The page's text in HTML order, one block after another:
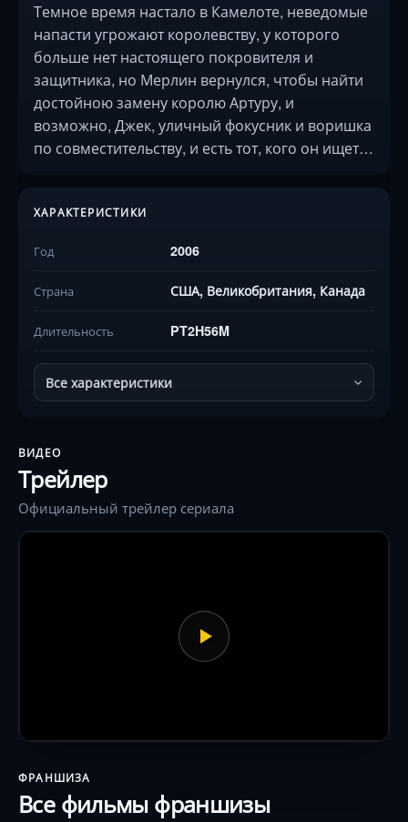
Темное время настало в Камелоте, неведомые
напасти угрожают королевству, у которого
больше нет настоящего покровителя и
защитника, но Мерлин вернулся, чтобы найти
достойною замену королю Артуру, и
возможно, Джек, уличный фокусник и воришка
по совместительству, и есть тот, кого он ищет…
ХАРАКТЕРИСТИКИ
Год 2006
Страна США, Великобритания, Канада
Длительность PT2H56M
Все характеристики
ВИДЕО
Трейлер
Официальный трейлер сериала
ФРАНШИЗА
Все фильмы франшизы